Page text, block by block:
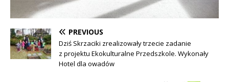
PREVIOUS
Dziś Skrzaciki zrealizowały trzecie zadanie
z projektu Ekokulturalne Przedszkole. Wykonały
Hotel dla owadów